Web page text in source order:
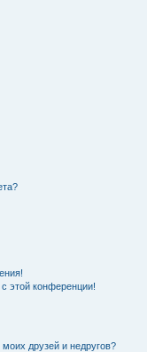
этой конференции!
друзей и недругов?